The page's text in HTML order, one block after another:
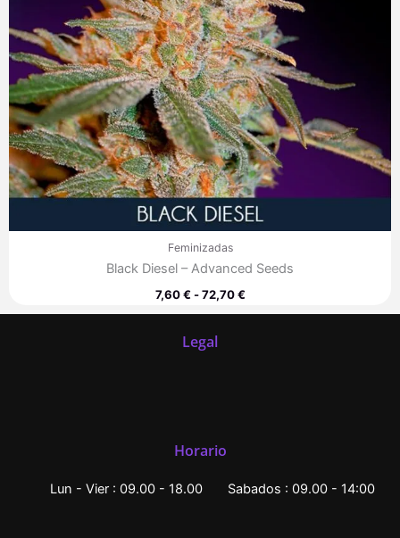
Feminizadas
Black Diesel – Advanced Seeds
7,60€ - 72,70€
Legal
Horario
Lun - Vier : 09.00 - 18.00 Sabados : 09.00 - 14:00